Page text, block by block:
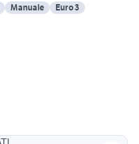
Manuale Euro 3